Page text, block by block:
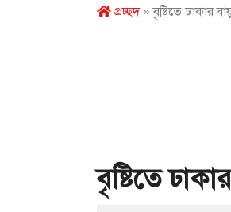
প্রচ্ছদ» বৃষ্টিতে ঢাকার
বৃষ্টিতে